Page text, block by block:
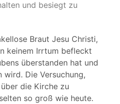
und besiegt zu
Braut Jesu Christi,
keinem Irrtum befleckt
überstanden hat und
wird. Die Versuchung,
die Kirche zu
so groß wie heute.